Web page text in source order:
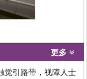
更多
觉引路带，视障人士